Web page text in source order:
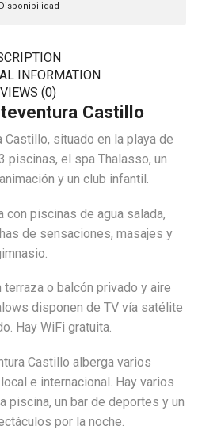
INFORMATION
(0)
Castillo
Castillo, situado en la playa de
piscinas, el spa Thalasso, un
y un club infantil.
con piscinas de agua salada,
de sensaciones, masajes y
o balcón privado y aire
disponen de TV vía satélite
Hay WiFi gratuita.
Castillo alberga varios
e internacional. Hay varios
piscina, un bar de deportes y un
por la noche.